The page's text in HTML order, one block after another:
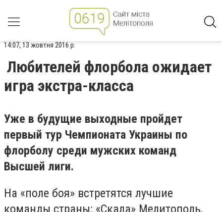
14:07, 13 жовтня 2016 р.
Любителей флорбола ожидает
игра экстра-класса
Уже в будущие выходные пройдет
первый тур Чемпионата Украины по
флорболу среди мужских команд
Высшей лиги.
На «поле боя» встретятся лучшие
команды страны: «Скала» Мелитополь,